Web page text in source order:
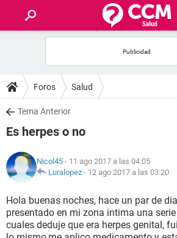
FOROS
SALUD
NUTRICIÓN
BIENESTAR
SEXUALIDAD
Foros Salud
Tema Anterior
Es herpes o no
Nicol45 - 11 ago 2017 a las 04:05
Luralopez - 12 ago 2017 a las 03:20
Hola buenas noches, hace un par de
presentado en mi zona intima una
cuales deduje que era herpes genital,